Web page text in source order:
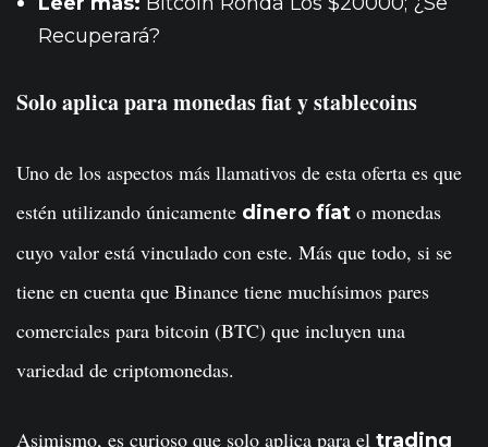
Recuperará?
Solo aplica para monedas fiat y stablecoins
Uno de los aspectos más llamativos de esta oferta es que
estén utilizando únicamente dinero fíat o monedas
cuyo valor está vinculado con este. Más que todo, si se
tiene en cuenta que Binance tiene muchísimos pares
comerciales para bitcoin (BTC) que incluyen una
variedad de criptomonedas.
Asimismo, es curioso que solo aplica para el trading